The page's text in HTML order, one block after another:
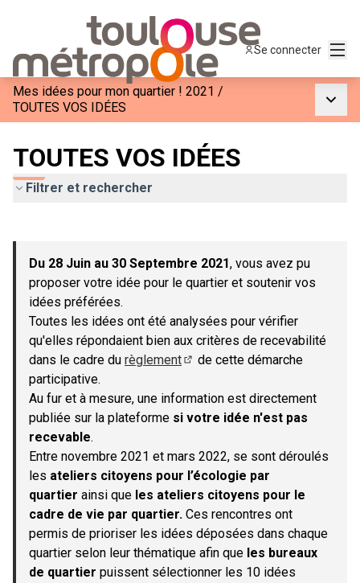
Se connecter
Mes idées pour mon quartier ! 2021 /
TOUTES VOS IDÉES
TOUTES VOS IDÉES
Filtrer et rechercher
−
Du 28 Juin au 30 Septembre 2021, vous avez pu
proposer votre idée pour le quartier et soutenir vos
idées préférées.
Toutes les idées ont été analysées pour vérifier
qu'elles répondaient bien aux critères de recevabilité
dans le cadre du règlement
de cette démarche
participative.
Au fur et à mesure, une information est directement
publiée sur la plateforme si votre idée n'est pas
recevable.
Entre novembre 2021 et mars 2022, se sont déroulés
les ateliers citoyens pour l’écologie par
quartier ainsi que les ateliers citoyens pour le
cadre de vie par quartier. Ces rencontres ont
permis de prioriser les idées déposées dans chaque
quartier selon leur thématique afin que les bureaux
de quartier puissent sélectionner les 10 idées